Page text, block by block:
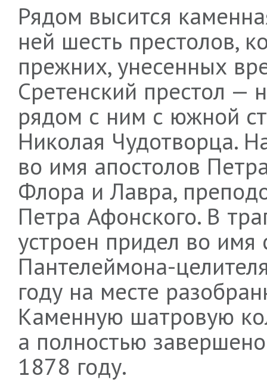
Рядом высится
ней шесть престолов,
прежних, унесенных
Сретенский престол —
рядом с ним с южной
Николая Чудотворца.
во имя апостолов
Флора и Лавра,
Петра Афонского. В
устроен придел во
Пантелеймона-
году на месте
Каменную шатровую
а полностью
1878 году.